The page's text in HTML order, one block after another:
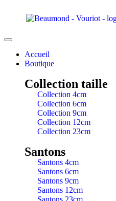
Accueil
Boutique
Collection taille
Collection 4cm
Collection 6cm
Collection 9cm
Collection 12cm
Collection 23cm
Santons
Santons 4cm
Santons 6cm
Santons 9cm
Santons 12cm